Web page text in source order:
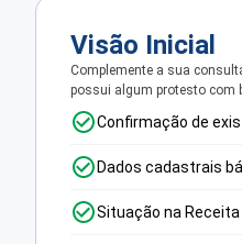
Visão Inicial
Complemente a sua
possui algum protesto com
Confirmação de
Dados cadastrais
Situação na Receita